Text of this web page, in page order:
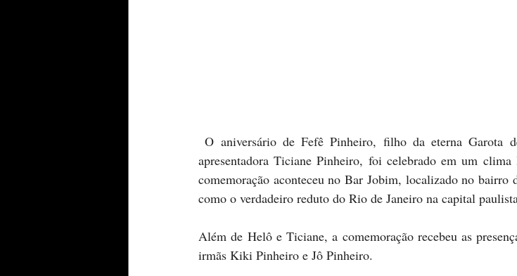
O aniversário de Fefê Pinheiro, filho da eterna Garota de Ipanema Helô Pinheiro e irmão da
apresentadora Ticiane Pinheiro, foi celebrado em um
comemoração aconteceu no Bar Jobim, localizado no
como o verdadeiro reduto do Rio de Janeiro na capital
Além de Helô e Ticiane, a comemoração recebeu as
irmãs Kiki Pinheiro e Jô Pinheiro.